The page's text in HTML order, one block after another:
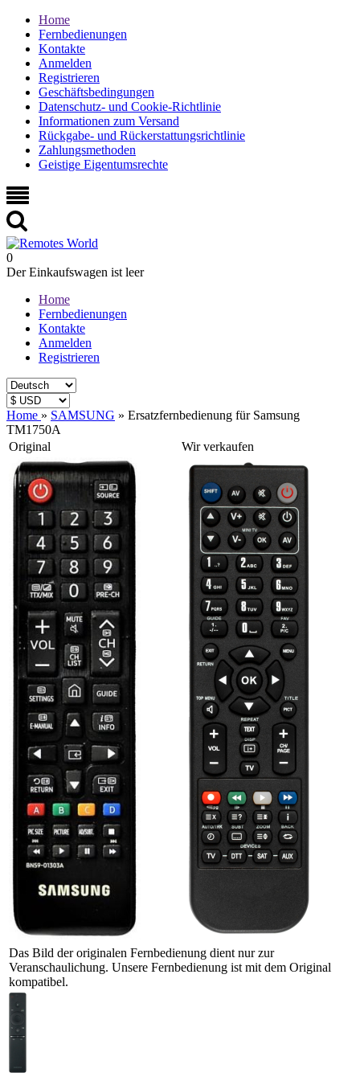
Home
Fernbedienungen
Kontakte
Anmelden
Registrieren
Geschäftsbedingungen
Datenschutz- und Cookie-Richtlinie
Informationen zum Versand
Rückgabe- und Rückerstattungsrichtlinie
Zahlungsmethoden
Geistige Eigentumsrechte
0
Der Einkaufswagen ist leer
Home
Fernbedienungen
Kontakte
Anmelden
Registrieren
Home » SAMSUNG » Ersatzfernbedienung für Samsung
TM1750A
Original
Wir verkaufen
Das Bild der originalen Fernbedienung dient nur zur
Veranschaulichung. Unsere Fernbedienung ist mit dem Original
kompatibel.